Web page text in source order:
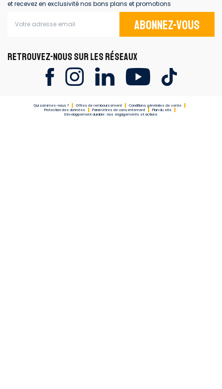
et recevez en exclusivité nos bons plans et promotions
Abonnez-vous
RETROUVEZ-NOUS SUR LES RÉSEAUX
Qui sommes-nous ? Offres de remboursement
Conditions générales de vente
Protection des données
Paramètres de consentement
Plan du site
Développement durable : nos engagements et actions